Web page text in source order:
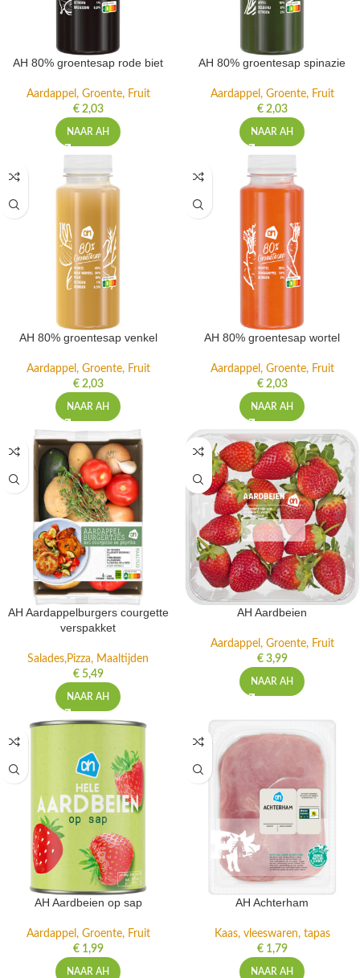
AH 80% groentesap rode biet
Aardappel, Groente, Fruit
€2,03
NAAR AH
AH 80% groentesap spinazie
Aardappel, Groente, Fruit
€2,03
NAAR AH
AH 80% groentesap venkel
Aardappel, Groente, Fruit
€2,03
NAAR AH
AH 80% groentesap wortel
Aardappel, Groente, Fruit
€2,03
NAAR AH
AH Aardappelburgers courgette
verspakket
Salades,Pizza, Maaltijden
€5,49
NAAR AH
AH Aardbeien
Aardappel, Groente, Fruit
€3,99
NAAR AH
AH Aardbeien op sap
Aardappel, Groente, Fruit
€1,99
NAAR AH
AH Achterham
Kaas, vleeswaren, tapas
€1,79
NAAR AH